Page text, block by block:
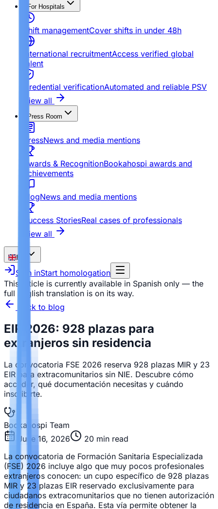
For Hospitals
Shift managementCover shifts in under 48h
International recruitmentAccess verified global
talent
Credential verificationAutomated and reliable PSV
View all
Press Room
PressNews and media mentions
Awards & RecognitionBookahospi awards and
achievements
BlogNews and media mentions
Success StoriesReal cases of professionals
View all
EN
Sign inStart homologation
This article is currently available in Spanish only — the
full English translation is on its way.
Back to blog
EIR 2026: 928 plazas para
extranjeros sin residencia
La convocatoria FSE 2026 reserva 928 plazas MIR y 23
EIR para extracomunitarios sin NIE. Descubre cómo
acceder, qué documentación necesitas y cuándo
inscribirte.
Bookahospi Team
June 16, 2026
20 min read
La convocatoria de Formación Sanitaria Especializada
(FSE) 2026 incluye algo que muy pocos profesionales
extranjeros conocen: un cupo específico de 928 plazas
MIR y 23 plazas EIR reservado exclusivamente para
ciudadanos extracomunitarios que no tienen autorización
de residencia en España. Esta vía permite obtener la